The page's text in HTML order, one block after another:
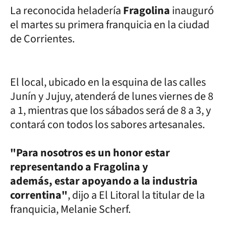
La reconocida heladeríaFragolinainauguró
el martes su primera franquicia en la ciudad
de Corrientes.
El local, ubicado en la esquina de las calles
Junín y Jujuy, atenderá de lunes viernes de 8
a 1, mientras que los sábados será de 8 a 3, y
contará con todos los sabores artesanales.
"Para nosotros es un honor estar
representando a Fragolina y
además, estar apoyando a la industria
correntina", dijo a El Litoral la titular de la
franquicia, Melanie Scherf.